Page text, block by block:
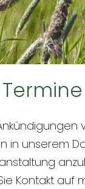
Termine
in unserem
Kontakt auf